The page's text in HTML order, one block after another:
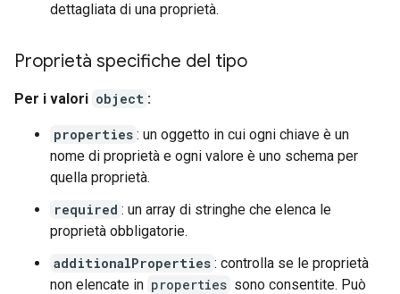
dettagliata di una proprietà.
Proprietà specifiche del tipo
Per i valori object :
properties : un oggetto in cui ogni chiave è un
nome di proprietà e ogni valore è uno schema per
quella proprietà.
required : un array di stringhe che elenca le
proprietà obbligatorie.
additionalProperties : controlla se le proprietà
non elencate in properties sono consentite. Può